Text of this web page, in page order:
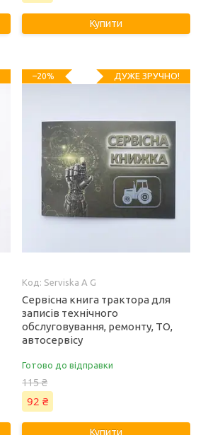
Купити
–20% ДУЖЕ ЗРУЧНО!
Serviska A G
Сервісна книга трактора для
записів технічного
обслуговування, ремонту, ТО,
автосервісу
Готово до відправки
115 ₴
92 ₴
Купити